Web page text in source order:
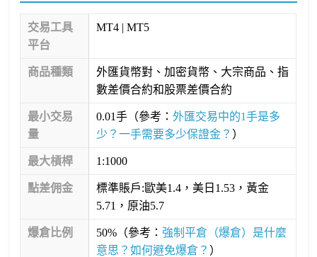
交易工具
平台
MT4 | MT5
商品種類
外匯貨幣對、加密貨幣、大宗商品、指
數差價合約和股票差價合約
最小交易
量
0.01手（參考：外匯交易中的1手是多
少？一手需要多少保證金？ ）
最大槓桿 1:1000
點差佣金
標準賬戶:歐美1.4，美日1.53，黃金
5.71，原油5.7
爆倉比例 50%（參考：強制平倉（爆倉）是什麼
意思？如何避免爆倉？ ）